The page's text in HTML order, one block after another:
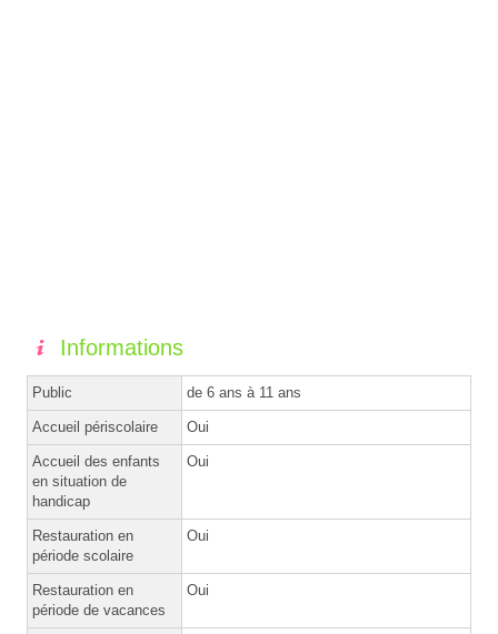
Informations
Public de 6 ans à 11 ans
Accueil périscolaire Oui
Accueil des enfants
en situation de
handicap
Oui
Restauration en
période scolaire
Oui
Restauration en
période de vacances
Oui